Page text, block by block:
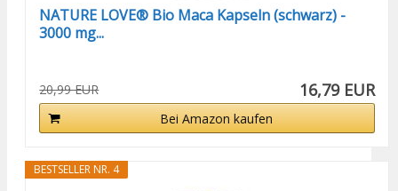
NATURE LOVE® Bio Maca Kapseln (schwarz) -
3000 mg...
20,99 EUR 16,79 EUR
Bei Amazon kaufen
BESTSELLER NR. 4